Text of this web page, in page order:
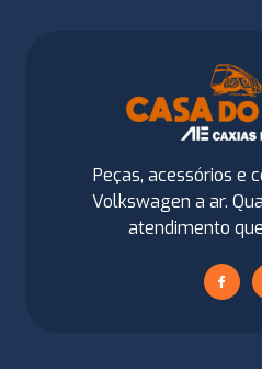
Peças, acessórios e
Volkswagen a ar.
atendimento